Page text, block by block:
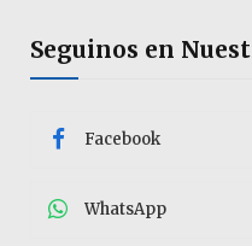
Seguinos en
Facebook
WhatsApp